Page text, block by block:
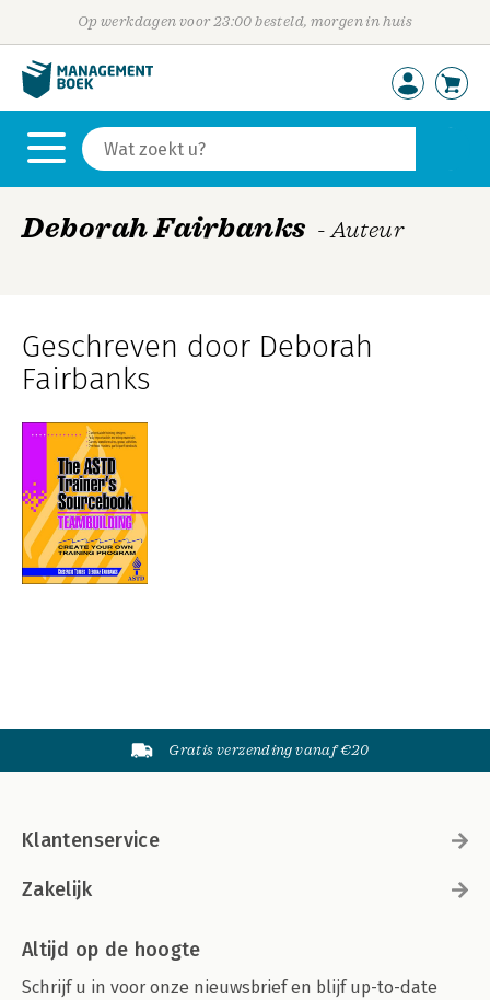
Op werkdagen voor 23:00 besteld, morgen in huis
Deborah Fairbanks - Auteur
Geschreven door Deborah
Fairbanks
Gratis verzending vanaf €20
Klantenservice
Zakelijk
Altijd op de hoogte
Schrijf u in voor onze nieuwsbrief en blijf up-to-date